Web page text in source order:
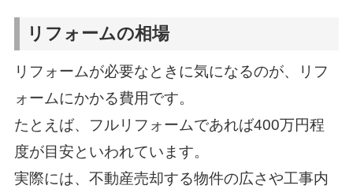
リフォームの相場
リフォームが必要なときに気になるのが、リフ
ォームにかかる費用です。
たとえば、フルリフォームであれば400万円程
度が目安といわれています。
実際には、不動産売却する物件の広さや工事内